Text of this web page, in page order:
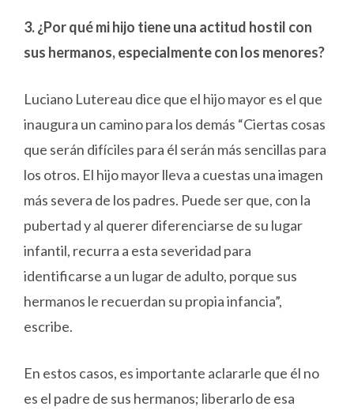
3. ¿Por qué mi hijo tiene una actitud hostil con
sus hermanos, especialmente con los menores?
Luciano Lutereau dice que el hijo mayor es el que
inaugura un camino para los demás “Ciertas cosas
que serán difíciles para él serán más sencillas para
los otros. El hijo mayor lleva a cuestas una imagen
más severa de los padres. Puede ser que, con la
pubertad y al querer diferenciarse de su lugar
infantil, recurra a esta severidad para
identificarse a un lugar de adulto, porque sus
hermanos le recuerdan su propia infancia”,
escribe.
En estos casos, es importante aclararle que él no
es el padre de sus hermanos; liberarlo de esa